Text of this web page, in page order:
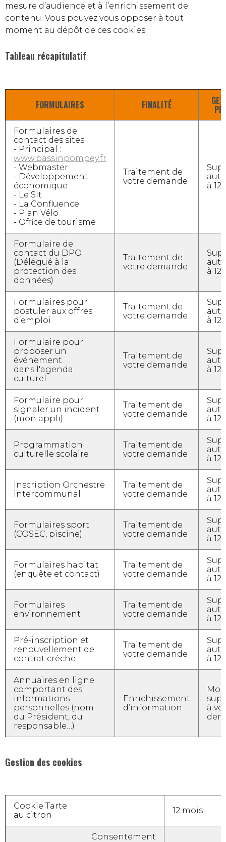
mesure d’audience et à l’enrichissement de
contenu. Vous pouvez vous opposer à tout
moment au dépôt de ces cookies.
Tableau récapitulatif
FORMULAIRES FINALITÉ
Formulaires de
contact des sites :
- Principal :
www.bassinpompey.fr
- Webmaster
- Développement
économique
- Le Sit
- La Confluence
- Plan Vélo
- Office de tourisme
Traitement de
votre demande
à 12
Formulaire de
contact du DPO
(Délégué à la
protection des
données)
Traitement de
votre demande
à 12
Formulaires pour
postuler aux offres
d’emploi
Traitement de
votre demande
à 12
Formulaire pour
proposer un
événement
dans l'agenda
culturel
Traitement de
votre demande
à 12
Formulaire pour
signaler un incident
(mon appli)
Traitement de
votre demande
à 12
Programmation
culturelle scolaire
Traitement de
votre demande
à 12
Inscription Orchestre
intercommunal
Traitement de
votre demande
à 12
Formulaires sport
(COSEC, piscine)
Traitement de
votre demande
à 12
Formulaires habitat
(enquête et contact)
Traitement de
votre demande
à 12
Formulaires
environnement
Traitement de
votre demande
à 12
Pré-inscription et
renouvellement de
contrat crèche
Traitement de
votre demande
à 12
Annuaires en ligne
comportant des
informations
personnelles (nom
du Président, du
responsable…)
Enrichissement
d’information
à
Gestion des cookies
Cookie Tarte
au citron
12 mois
Consentement